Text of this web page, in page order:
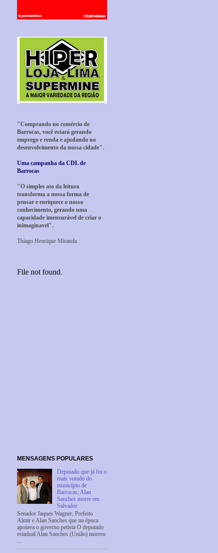
"Comprando no comércio de
Barrocas, você estará gerando
emprego e renda e ajudando no
desenvolvimento da nossa cidade".
Uma campanha da CDL de
Barrocas
"O simples ato da leitura
transforma a nossa forma de
pensar e enriquece o nosso
conhecimento, gerando uma
capacidade imensurável de criar o
inimaginavel".
Thiago Henrique Miranda
MENSAGENS POPULARES
Deputado que já foi o
mais votado do
município de
Barrocas, Alan
Sanches morre em
Salvador
Senador Jaques Wagner, Prefeito
Almir e Alan Sanches que na época
apoiava o governo petista O deputado
estadual Alan Sanches (União) morreu
...